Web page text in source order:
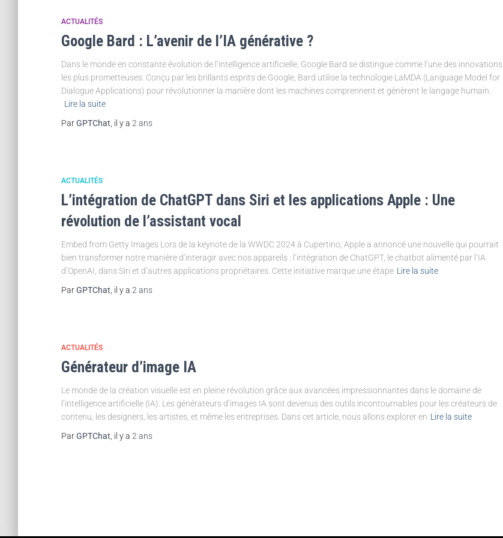
ACTUALITÉS
Google Bard : L’avenir de l’IA générative ?
Dans le monde en constante évolution de l’intelligence artificielle, Google Bard se distingue comme l’une des innovations
les plus prometteuses. Conçu par les brillants esprits de Google, Bard utilise la technologie LaMDA (Language Model for
Dialogue Applications) pour révolutionner la manière dont les machines comprennent et génèrent le langage humain.
Lire la suite
ParGPTChat , il y a 2 ans
ACTUALITÉS
L’intégration de ChatGPT dans Siri et les applications Apple : Une
révolution de l’assistant vocal
Embed from Getty Images Lors de la keynote de la WWDC 2024 à Cupertino, Apple a annoncé une nouvelle qui pourrait
bien transformer notre manière d’interagir avec nos appareils : l’intégration de ChatGPT, le chatbot alimenté par l’IA
d’OpenAI, dans Siri et d’autres applications propriétaires. Cette initiative marque une étape Lire la suite
ParGPTChat , il y a 2 ans
ACTUALITÉS
Générateur d’image IA
Le monde de la création visuelle est en pleine révolution grâce aux avancées impressionnantes dans le domaine de
l’intelligence artificielle (IA). Les générateurs d’images IA sont devenus des outils incontournables pour les créateurs de
contenu, les designers, les artistes, et même les entreprises. Dans cet article, nous allons explorer en Lire la suite
ParGPTChat , il y a 2 ans